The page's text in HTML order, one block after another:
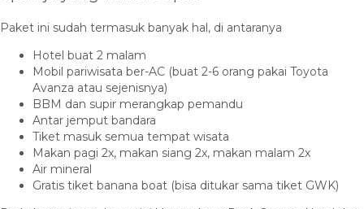
Paket ini sudah termasuk banyak hal, di antaranya
Hotel buat 2 malam
Mobil pariwisata ber-AC (buat 2-6 orang pakai Toyota
Avanza atau sejenisnya)
BBM dan supir merangkap pemandu
Antar jemput bandara
Tiket masuk semua tempat wisata
Makan pagi 2x, makan siang 2x, makan malam 2x
Air mineral
Gratis tiket banana boat (bisa ditukar sama tiket GWK)